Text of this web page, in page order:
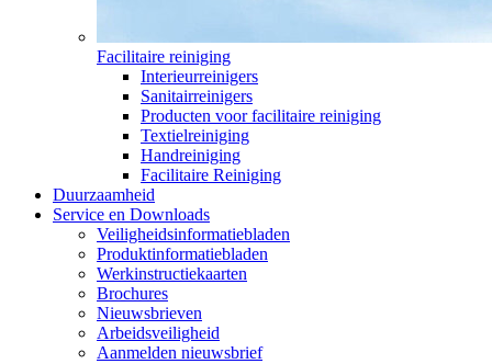
Facilitaire reiniging
Interieurreinigers
Sanitairreinigers
Producten voor facilitaire reiniging
Textielreiniging
Handreiniging
Facilitaire Reiniging
Duurzaamheid
Service en Downloads
Veiligheidsinformatiebladen
Produktinformatiebladen
Werkinstructiekaarten
Brochures
Nieuwsbrieven
Arbeidsveiligheid
Aanmelden nieuwsbrief